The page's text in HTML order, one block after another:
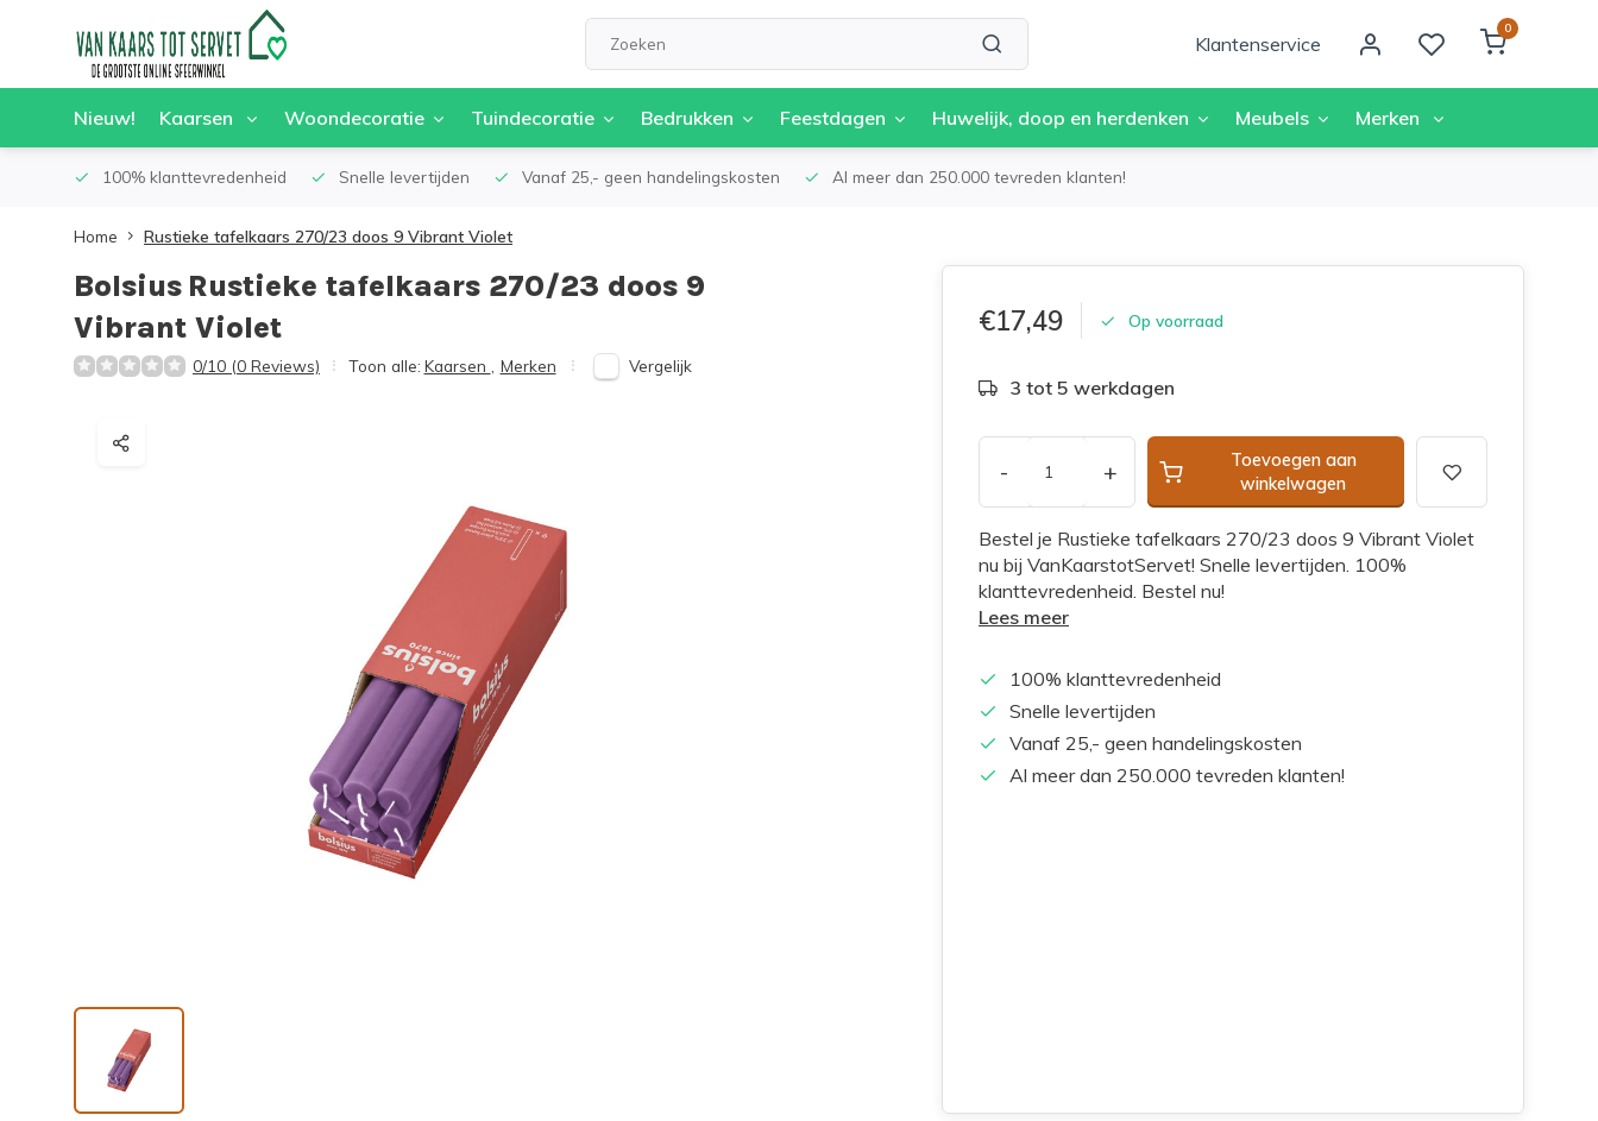
Klantenservice
0
Nieuw! Kaarsen Woondecoratie Tuindecoratie Bedrukken Feestdagen Huwelijk, doop en herdenken Meubels Merken
100% klanttevredenheid Snelle levertijden Vanaf 25,- geen handelingskosten Al meer dan 250.000 tevreden klanten!
Home Rustieke tafelkaars 270/23 doos 9 Vibrant Violet
Bolsius Rustieke tafelkaars 270/23 doos 9
Vibrant Violet
0/10 (0 Reviews) Toon alle: Kaarsen Merken Vergelijk
€17,49 Op voorraad
3 tot 5 werkdagen
- +
Toevoegen aan
winkelwagen
Bestel je Rustieke tafelkaars 270/23 doos 9 Vibrant Violet
nu bij VanKaarstotServet! Snelle levertijden. 100%
klanttevredenheid. Bestel nu!
Lees meer
100% klanttevredenheid
Snelle levertijden
Vanaf 25,- geen handelingskosten
Al meer dan 250.000 tevreden klanten!